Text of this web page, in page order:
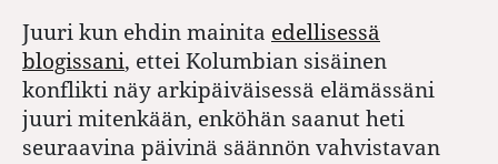
Juuri kun ehdin mainita edellisessä
blogissani, ettei Kolumbian sisäinen
konflikti näy arkipäiväisessä elämässäni
juuri mitenkään, enköhän saanut heti
seuraavina päivinä säännön vahvistavan